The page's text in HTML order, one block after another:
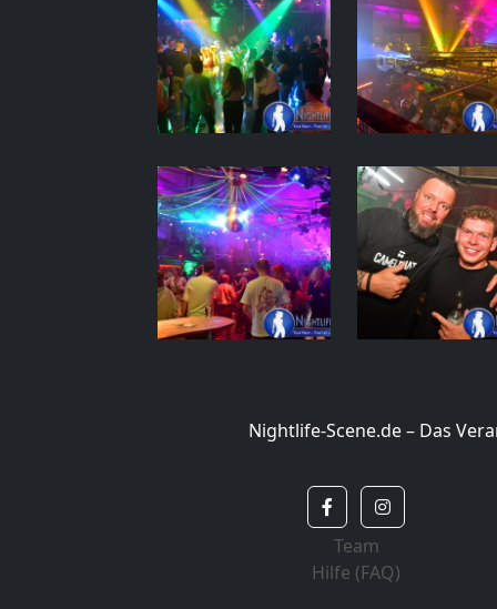
Nightlife-Scene.de – Das
Team
Hilfe (FAQ)